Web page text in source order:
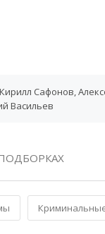
Сафонов,
Васильев